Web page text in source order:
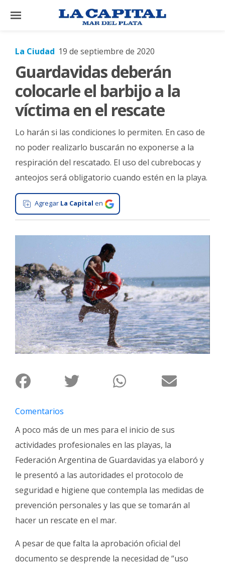
×
El
Mundo
La
Zona
Cultura
Tecnología
Gastronomía
Salud
La
Ciudad
Deportes
Arte
y
Espectáculos
Cartelera
de
Familia
Clasificados
Fúnebres
La Ciudad 19 de septiembre de 2020
Guardavidas deberán
colocarle el barbijo a la
víctima en el rescate
Lo harán si las condiciones lo permiten. En caso de
no poder realizarlo buscarán no exponerse a la
respiración del rescatado. El uso del cubrebocas y
anteojos será obligatorio cuando estén en la playa.
Agregar La Capital en
Comentarios
A poco más de un mes para el inicio de sus
actividades profesionales en las playas, la
Federación Argentina de Guardavidas ya elaboró y
le presentó a las autoridades el protocolo de
seguridad e higiene que contempla las medidas de
prevención personales y las que se tomarán al
hacer un rescate en el mar.
A pesar de que falta la aprobación oficial del
documento se desprende la necesidad de “uso